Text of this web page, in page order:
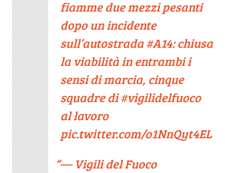
fiamme due mezzi pesanti
dopo un incidente
sull’autostrada#A14: chiusa
la viabilità in entrambi i
sensi di marcia, cinque
squadre di#vigilidelfuoco
al lavoro
pic.twitter.com/o1NnQyt4EL
— Vigili del Fuoco